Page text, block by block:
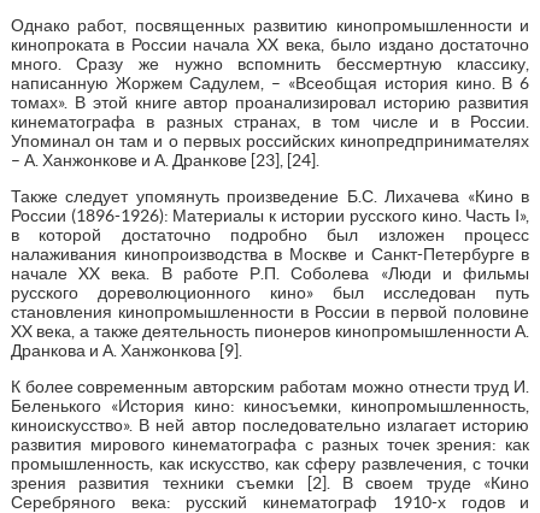
Однако работ, посвященных развитию кинопромышленности и
кинопроката в России начала XX века, было издано достаточно
много. Сразу же нужно вспомнить бессмертную классику,
написанную Жоржем Садулем, – «Всеобщая история кино. В 6
томах». В этой книге автор проанализировал историю развития
кинематографа в разных странах, в том числе и в России.
Упоминал он там и о первых российских кинопредпринимателях
– А. Ханжонкове и А. Дранкове [23], [24].
Также следует упомянуть произведение Б.С. Лихачева «Кино в
России (1896-1926): Материалы к истории русского кино. Часть I»,
в которой достаточно подробно был изложен процесс
налаживания кинопроизводства в Москве и Санкт-Петербурге в
начале XX века. В работе Р.П. Соболева «Люди и фильмы
русского дореволюционного кино» был исследован путь
становления кинопромышленности в России в первой половине
XX века, а также деятельность пионеров кинопромышленности А.
Дранкова и А. Ханжонкова [9].
К более современным авторским работам можно отнести труд И.
Беленького «История кино: киносъемки, кинопромышленность,
киноискусство». В ней автор последовательно излагает историю
развития мирового кинематографа с разных точек зрения: как
промышленность, как искусство, как сферу развлечения, с точки
зрения развития техники съемки [2]. В своем труде «Кино
Серебряного века: русский кинематограф 1910-х годов и